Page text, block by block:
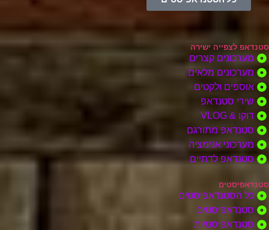
סטנדאפ לצפייה ישירה
מערכונים קצרים
מערכונים מלאים
אוספים ולקטים
שירי סטנדאפ
דוקו & VLOG
סטנדאפ מתורגם
מערכוני אנימציה
סטנדאפ לדתיים
סטנדאפיסטים
כל הסטנדאפיסטים
סטנדאפיסטים
סטנדאפיסטיות